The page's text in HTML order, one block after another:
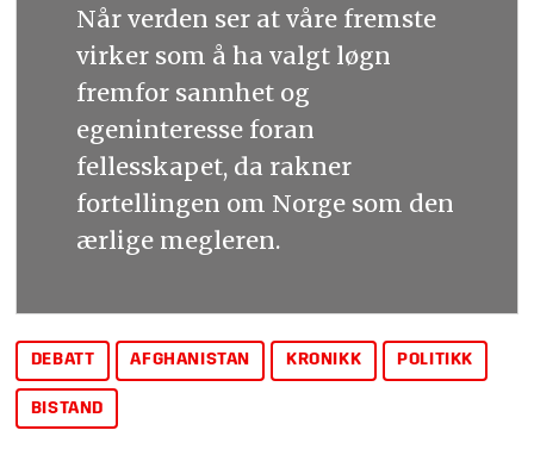
Når verden ser at våre fremste
virker som å ha valgt løgn
fremfor sannhet og
egeninteresse foran
fellesskapet, da rakner
fortellingen om Norge som den
ærlige megleren.
DEBATT AFGHANISTAN KRONIKK POLITIKK
BISTAND